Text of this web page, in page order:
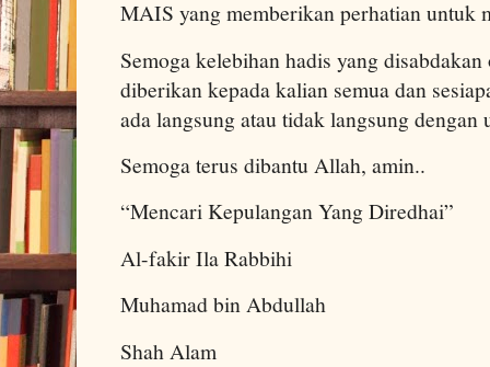
MAIS yang memberikan perhatian untuk
Semoga kelebihan hadis yang
diberikan kepada kalian semua dan
ada langsung atau tidak langsung dengan
Semoga terus dibantu Allah, amin..
“Mencari Kepulangan Yang Diredhai”
Al-fakir Ila Rabbihi
Muhamad bin Abdullah
Shah Alam